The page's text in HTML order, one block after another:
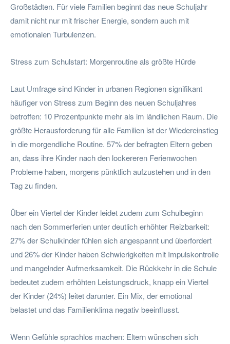
Großstädten. Für viele Familien beginnt das neue Schuljahr
damit nicht nur mit frischer Energie, sondern auch mit
emotionalen Turbulenzen.
Stress zum Schulstart: Morgenroutine als größte Hürde
Laut Umfrage sind Kinder in urbanen Regionen signifikant
häufiger von Stress zum Beginn des neuen Schuljahres
betroffen: 10 Prozentpunkte mehr als im ländlichen Raum. Die
größte Herausforderung für alle Familien ist der Wiedereinstieg
in die morgendliche Routine. 57% der befragten Eltern geben
an, dass ihre Kinder nach den lockereren Ferienwochen
Probleme haben, morgens pünktlich aufzustehen und in den
Tag zu finden.
Über ein Viertel der Kinder leidet zudem zum Schulbeginn
nach den Sommerferien unter deutlich erhöhter Reizbarkeit:
27% der Schulkinder fühlen sich angespannt und überfordert
und 26% der Kinder haben Schwierigkeiten mit Impulskontrolle
und mangelnder Aufmerksamkeit. Die Rückkehr in die Schule
bedeutet zudem erhöhten Leistungsdruck, knapp ein Viertel
der Kinder (24%) leitet darunter. Ein Mix, der emotional
belastet und das Familienklima negativ beeinflusst.
Wenn Gefühle sprachlos machen: Eltern wünschen sich